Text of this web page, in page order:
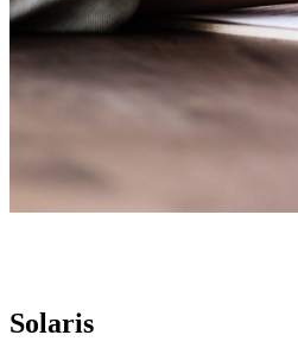
Solaris